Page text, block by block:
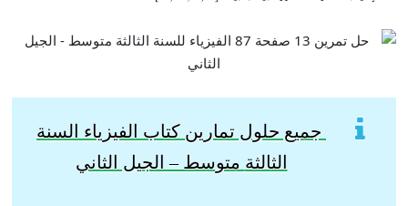
جميع حلول تمارين كتاب الفيزياء السنة
الثالثة متوسط – الجيل الثاني